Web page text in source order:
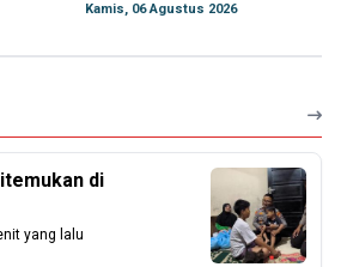
Kamis, 06 Agustus 2026
di
yang lalu